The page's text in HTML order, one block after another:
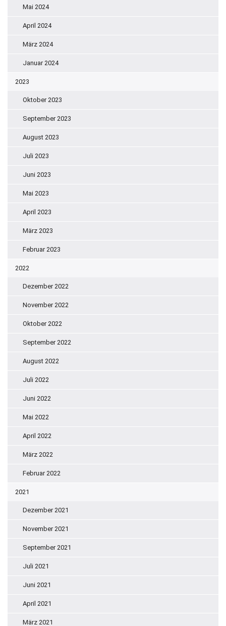
Mai 2024
April 2024
März 2024
Januar 2024
2023
Oktober 2023
September 2023
August 2023
Juli 2023
Juni 2023
Mai 2023
April 2023
März 2023
Februar 2023
2022
Dezember 2022
November 2022
Oktober 2022
September 2022
August 2022
Juli 2022
Juni 2022
Mai 2022
April 2022
März 2022
Februar 2022
2021
Dezember 2021
November 2021
September 2021
Juli 2021
Juni 2021
April 2021
März 2021